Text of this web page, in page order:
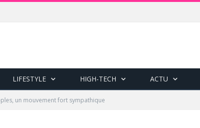
LIFESTYLE HIGH-TECH ACTU
un mouvement fort sympathique